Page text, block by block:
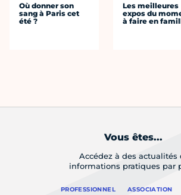
Où donner son
sang à Paris cet
été ?
Les meilleures
expos du
à faire en
Vous êtes...
Accédez à des actualités
informations pratiques par
PROFESSIONNEL ASSOCIATION